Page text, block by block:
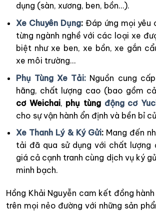
dụng (sàn, xương, ben, bồn…).
Xe Chuyên Dụng:Đáp ứng mọi yêu
từng ngành nghề với các loại xe
biệt như xe ben, xe bồn, xe gắn
xe môi trường…
Phụ Tùng Xe Tải: Nguồn cung
hãng, chất lượng cao (bao gồm cả
cơ Weichai, phụ tùngđộng cơ
cho sự vận hành ổn định và bền bỉ
Xe Thanh Lý & Ký Gửi:Mang đến
tải đã qua sử dụng với chất lượng
giá cả cạnh tranh cùng dịch vụ ký
minh bạch.
Hồng Khải Nguyễn cam kết đồng
trên mọi nẻo đường với những sản